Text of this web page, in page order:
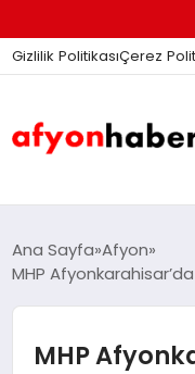
Gizlilik PolitikasıÇerez
ANASAYFA
Ana Sayfa Afyon
MHP Afyonkarahisar’da
MHP